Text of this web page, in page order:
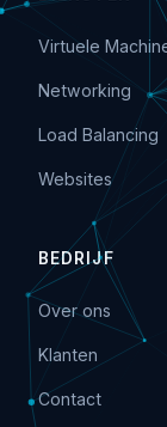
Virtuele
Networking
Load Balancing
Websites
BEDRIJF
Over ons
Klanten
Contact